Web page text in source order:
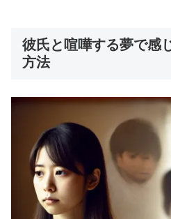
彼氏と喧嘩する夢で感
方法